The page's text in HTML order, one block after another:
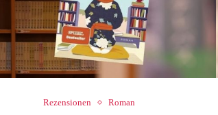
Rezensionen Roman